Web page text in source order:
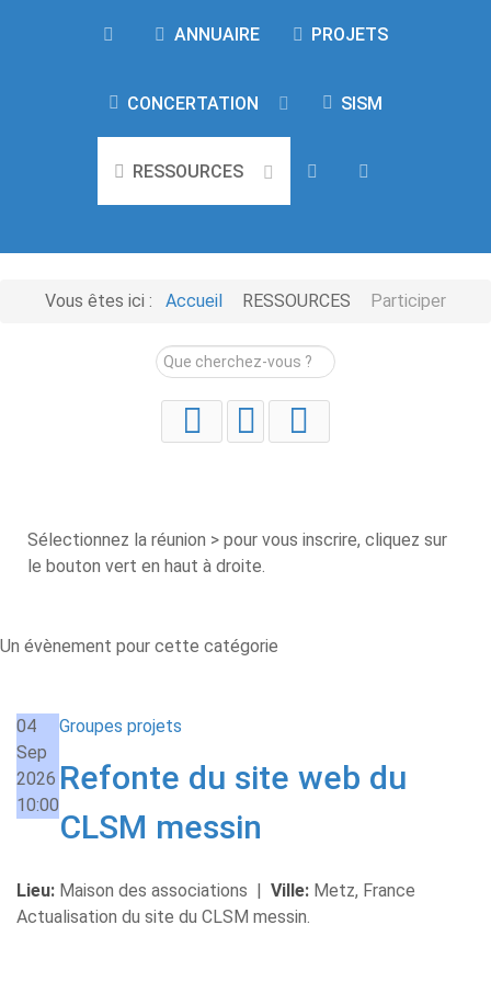
ANNUAIRE PROJETS
CONCERTATION SISM
RESSOURCES
Vous êtes ici : Accueil RESSOURCES Participer
Rechercher
Sélectionnez la réunion > pour vous inscrire, cliquez sur
le bouton vert en haut à droite.
Un évènement pour cette catégorie
04
Sep
2026
10:00
Groupes projets
Refonte du site web du
CLSM messin
Lieu: Maison des associations Ville: Metz, France
Actualisation du site du CLSM messin.